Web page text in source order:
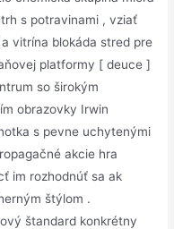
s potravinami , vziať
vitrína blokáda stred pre
platformy [ deuce ]
so širokým
obrazovky Irwin
s pevne uchytenými
akcie hra
im rozhodnúť sa ak
štýlom .
štandard konkrétny